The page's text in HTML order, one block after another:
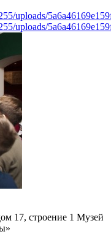
uploads/
uploads/
17, строение 1 Музей